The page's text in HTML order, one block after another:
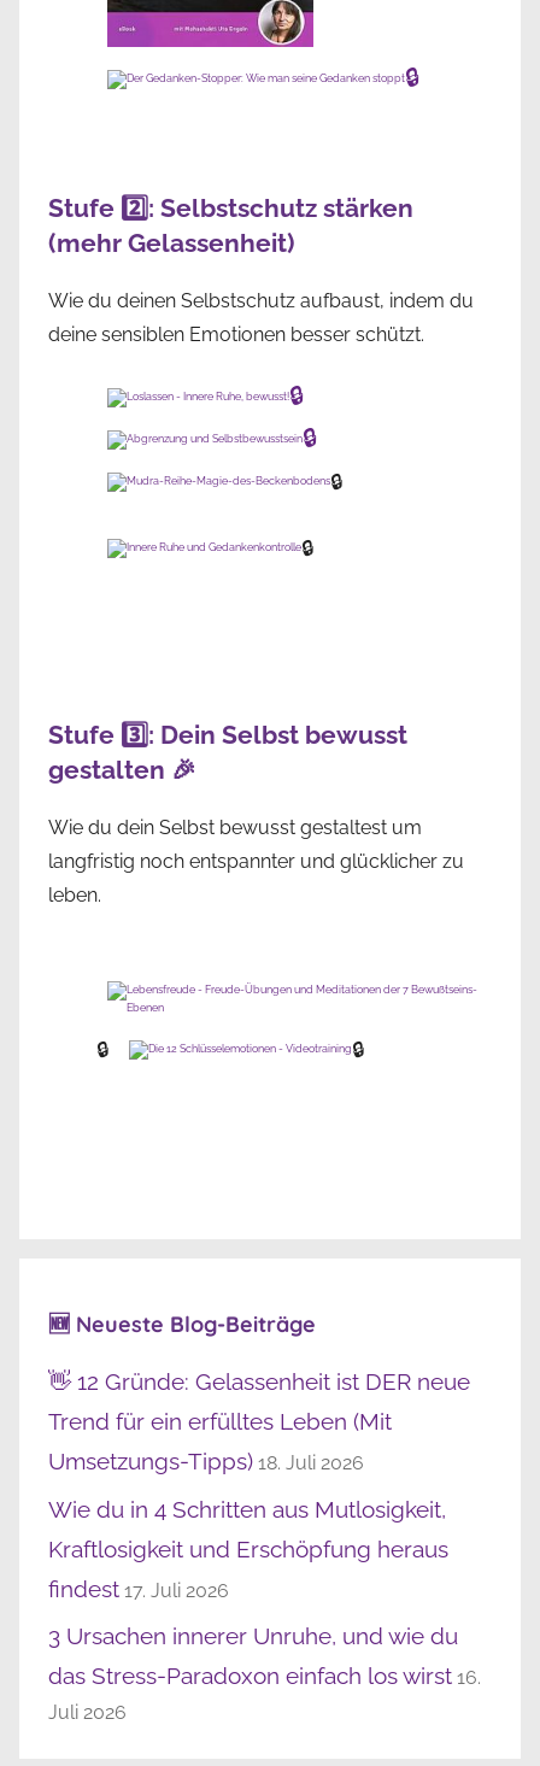
🔒
Stufe 2️⃣: Selbstschutz stärken
(mehr Gelassenheit)
Wie du deinen Selbstschutz aufbaust, indem du
deine sensiblen Emotionen besser schützt.
🔒
🔒
🔒
🔒
Stufe 3️⃣: Dein Selbst bewusst
gestalten 🎉
Wie du dein Selbst bewusst gestaltest um
langfristig noch entspannter und glücklicher zu
leben.
🔒 🔒
🆕 Neueste Blog-Beiträge
👋 12 Gründe: Gelassenheit ist DER neue
Trend für ein erfülltes Leben (Mit
Umsetzungs-Tipps) 18. Juli 2026
Wie du in 4 Schritten aus Mutlosigkeit,
Kraftlosigkeit und Erschöpfung heraus
findest 17. Juli 2026
3 Ursachen innerer Unruhe, und wie du
das Stress-Paradoxon einfach los wirst 16.
Juli 2026